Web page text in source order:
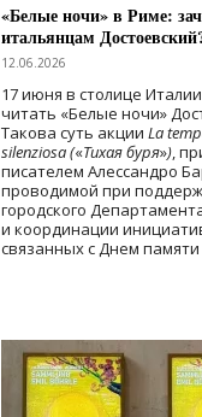
«Белые ночи» в Риме:
итальянцам
12.06.2026
17 июня в столице
читать «Белые ночи»
Такова суть акции La
silenziosa («Тихая буря»),
писателем Алессандро
проводимой при
городского
и координации
связанных с Днем